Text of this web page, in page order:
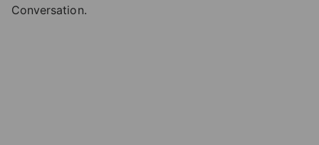
Conversation.